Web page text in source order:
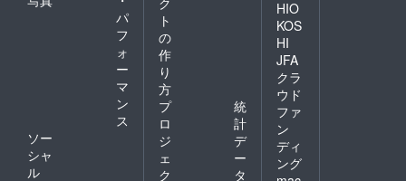
パ
フ
ォ
ー
マ
ン
ス
ソー
シャ
ル
ト
の
作
り
方
プ
ロ
ジ
ェ
ク
統
計
デ
ー
タ
HIO
KOS
HI
JFA
クラ
ウド
ファ
ン
ディ
ング